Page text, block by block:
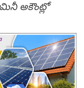
అకౌంట్లో